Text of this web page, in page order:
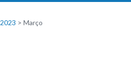
2023 > Março